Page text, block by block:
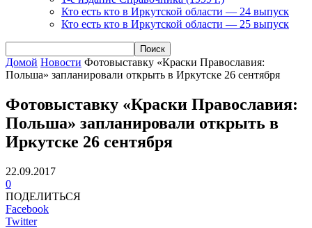
Кто есть кто в Иркутской области — 24 выпуск
Кто есть кто в Иркутской области — 25 выпуск
Домой Новости Фотовыставку «Краски Православия:
Польша» запланировали открыть в Иркутске 26 сентября
Фотовыставку «Краски Православия:
Польша» запланировали открыть в
Иркутске 26 сентября
22.09.2017
0
ПОДЕЛИТЬСЯ
Facebook
Twitter